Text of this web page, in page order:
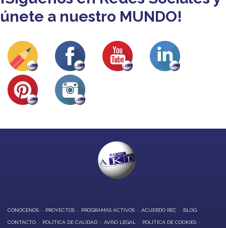
únete a nuestro MUNDO!
CONOCENOS PROYECTOS PROGRAMAS ACTIVOS ACUERDO REC BLOG
CONTACTO POLÍTICA DE CALIDAD AVISO LEGAL POLÍTICA DE COOKIES